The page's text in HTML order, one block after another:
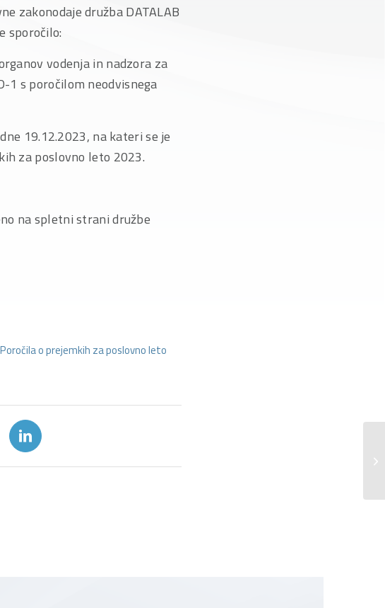
zakonodaje družba DATALAB
sporočilo:
vodenja in nadzora za
1 s poročilom neodvisnega
19.12.2023, na kateri se je
za poslovno leto 2023.
na spletni strani družbe
o prejemkih za poslovno leto